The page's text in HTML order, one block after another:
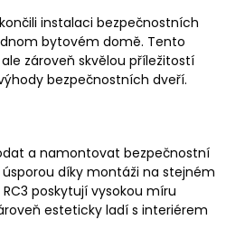
instalaci bezpečnostních
bytovém domě. Tento
zároveň skvělou příležitostí
bezpečnostních dveří.
a namontovat bezpečnostní
díky montáži na stejném
poskytují vysokou míru
esteticky ladí s interiérem